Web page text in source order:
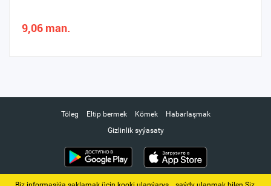
9,06 man.
Töleg Eltip bermek Kömek
Habarlaşmak
Gizlinlik syýasaty